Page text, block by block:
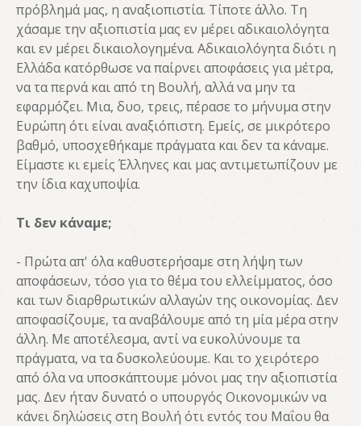
πρόβλημά μας, η αναξιοπιστία. Τίποτε άλλο. Τη
χάσαμε την αξιοπιστία μας εν μέρει αδικαιολόγητα
και εν μέρει δικαιολογημένα. Αδικαιολόγητα διότι η
Ελλάδα κατόρθωσε να παίρνει αποφάσεις για μέτρα,
να τα περνά και από τη Βουλή, αλλά να μην τα
εφαρμόζει. Μια, δυο, τρεις, πέρασε το μήνυμα στην
Ευρώπη ότι είναι αναξιόπιστη. Εμείς, σε μικρότερο
βαθμό, υποσχεθήκαμε πράγματα και δεν τα κάναμε.
Είμαστε κι εμείς Έλληνες και μας αντιμετωπίζουν με
την ίδια καχυποψία.
Τι δεν κάναμε;
- Πρώτα απ' όλα καθυστερήσαμε στη λήψη των
αποφάσεων, τόσο για το θέμα του ελλείμματος, όσο
και των διαρθρωτικών αλλαγών της οικονομίας. Δεν
αποφασίζουμε, τα αναβάλουμε από τη μία μέρα στην
άλλη. Με αποτέλεσμα, αντί να ευκολύνουμε τα
πράγματα, να τα δυσκολεύουμε. Και το χειρότερο
από όλα να υποσκάπτουμε μόνοι μας την αξιοπιστία
μας. Δεν ήταν δυνατό ο υπουργός Οικονομικών να
κάνει δηλώσεις στη Βουλή ότι εντός του Μαΐου θα